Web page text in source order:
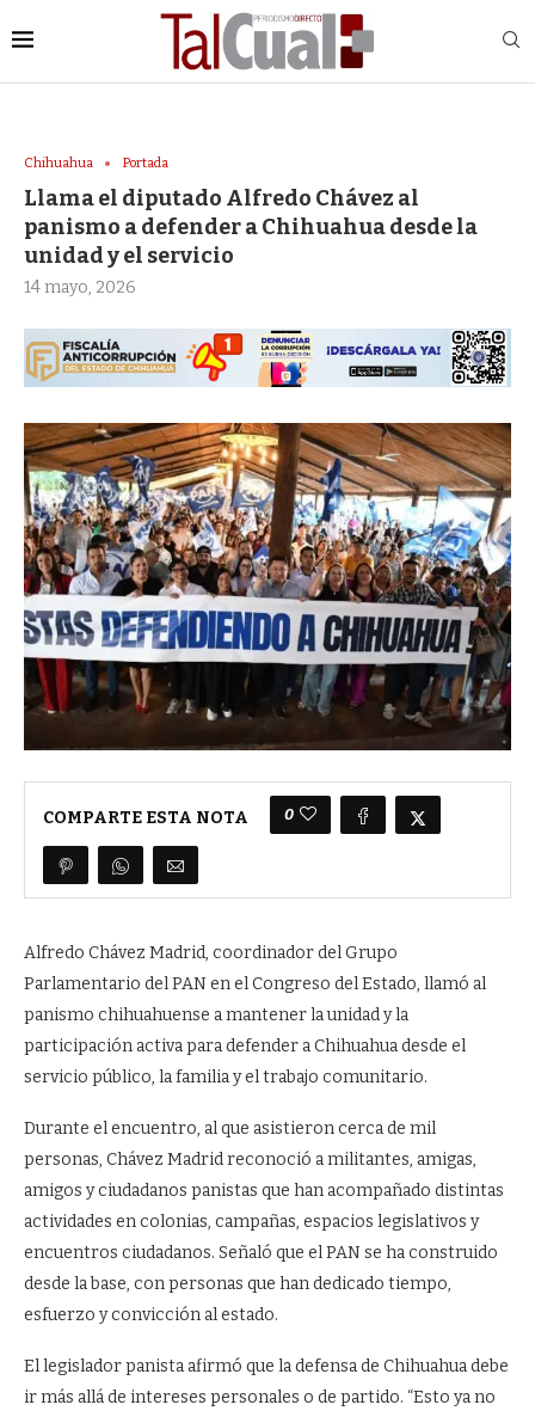
Chihuahua Portada
Llama el diputado Alfredo Chávez al
panismo a defender a Chihuahua desde la
unidad y el servicio
14 mayo, 2026
COMPARTE ESTA NOTA 0
Alfredo Chávez Madrid, coordinador del Grupo
Parlamentario del PAN en el Congreso del Estado, llamó al
panismo chihuahuense a mantener la unidad y la
participación activa para defender a Chihuahua desde el
servicio público, la familia y el trabajo comunitario.
Durante el encuentro, al que asistieron cerca de mil
personas, Chávez Madrid reconoció a militantes, amigas,
amigos y ciudadanos panistas que han acompañado distintas
actividades en colonias, campañas, espacios legislativos y
encuentros ciudadanos. Señaló que el PAN se ha construido
desde la base, con personas que han dedicado tiempo,
esfuerzo y convicción al estado.
El legislador panista afirmó que la defensa de Chihuahua debe
ir más allá de intereses personales o de partido. “Esto ya no